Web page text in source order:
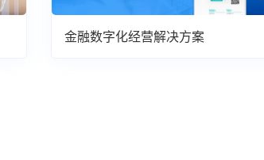
金融数字化经营解决方案